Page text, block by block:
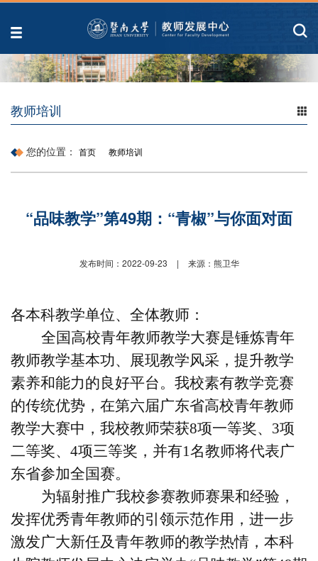
教师培训
您的位置： 首页 教师培训
“品味教学”第49期：“青椒”与你面对面
发布时间：2022-09-23 | 来源：熊卫华
各本科教学单位、全体教师：
全国高校青年教师教学大赛是锤炼青年
教师教学基本功、展现教学风采，提升教学
素养和能力的良好平台。我校素有教学竞赛
的传统优势，在第六届广东省高校青年教师
教学大赛中，我校教师荣获8项一等奖、 3项
二等奖、 4项三等奖，并有1名教师将代表广
东省参加全国赛。
为辐射推广我校参赛教师赛果和经验，
发挥优秀青年教师的引领示范作用，进一步
激发广大新任及青年教师的教学热情，本科